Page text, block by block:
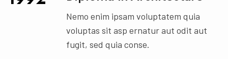
Nemo enim ipsam voluptatem quia
voluptas sit asp ernatur aut odit aut
fugit, sed quia conse.